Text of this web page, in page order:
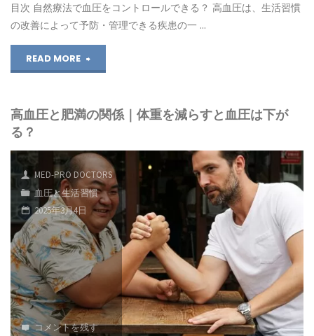
目次 自然療法で血圧をコントロールできる？ 高血圧は、生活習慣
の改善によって予防・管理できる疾患の一 …
READ MORE
"高
圧
自
然
に
治
す
方
高血圧と肥満の関係｜体重を減らすと血圧は下が
る？
MED-PRO DOCTORS
血圧と生活習慣
2025年3月4日
コメントを残す